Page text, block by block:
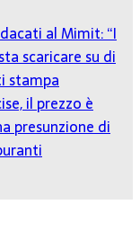
al Mimit: “I
scaricare su di
stampa
il prezzo è
presunzione di